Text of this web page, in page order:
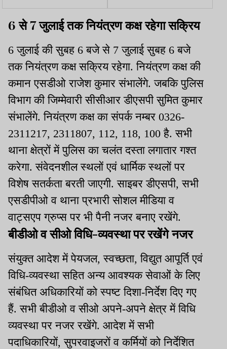
स्कूलों का प्रतिवेदन तैयार कर
भेजें
सहित कई जिलों में यलो अलर्ट
6 से 7 जुलाई तक नियंत्रण कक्ष रहेगा सक्रिय
6 जुलाई की सुबह 6 बजे से 7 जुलाई सुबह 6 बजे
तक नियंत्रण कक्ष सक्रिय रहेगा. नियंत्रण कक्ष की
कमान एसडीओ राजेश कुमार संभालेंगे. जबकि पुलिस
विभाग की जिम्मेवारी सीसीआर डीएसपी सुमित कुमार
संभालेंगे. नियंत्रण कक्ष का संपर्क नम्बर 0326-
2311217, 2311807, 112, 118, 100 है. सभी
थाना क्षेत्रों में पुलिस का चलंत दस्ता लगातार गश्त
करेगा. संवेदनशील स्थलों एवं धार्मिक स्थलों पर
विशेष सतर्कता बरती जाएगी. साइबर डीएसपी, सभी
एसडीपीओ व थाना प्रभारी सोशल मीडिया व
वाट्सएप ग्रुप्स पर भी पैनी नजर बनाए रखेंगे.
बीडीओ व सीओ विधि-व्यवस्था पर रखेंगे नजर
संयुक्त आदेश में पेयजल, स्वच्छता, विद्युत आपूर्ति एवं
विधि-व्यवस्था सहित अन्य आवश्यक सेवाओं के लिए
संबंधित अधिकारियों को स्पष्ट दिशा-निर्देश दिए गए
हैं. सभी बीडीओ व सीओ अपने-अपने क्षेत्र में विधि
व्यवस्था पर नजर रखेंगे. आदेश में सभी
पदाधिकारियों, सुपरवाइजरों व कर्मियों को निर्देशित